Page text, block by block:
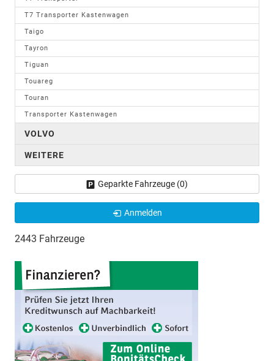
T7 Transporter Kastenwagen
Taigo
Tayron
Tiguan
Touareg
Touran
Transporter Kastenwagen
VOLVO
WEITERE
Geparkte Fahrzeuge (0)
Anmelden
2443 Fahrzeuge